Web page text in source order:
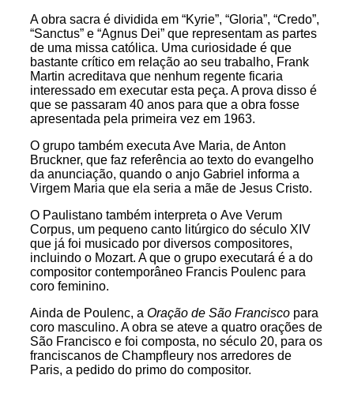
A obra sacra é dividida em “Kyrie”, “Gloria”, “Credo”,
“Sanctus” e “Agnus Dei” que representam as partes
de uma missa católica. Uma curiosidade é que
bastante crítico em relação ao seu trabalho, Frank
Martin acreditava que nenhum regente ficaria
interessado em executar esta peça. A prova disso é
que se passaram 40 anos para que a obra fosse
apresentada pela primeira vez em 1963.
O grupo também executa Ave Maria, de Anton
Bruckner, que faz referência ao texto do evangelho
da anunciação, quando o anjo Gabriel informa a
Virgem Maria que ela seria a mãe de Jesus Cristo.
O Paulistano também interpreta o Ave Verum
Corpus, um pequeno canto litúrgico do século XIV
que já foi musicado por diversos compositores,
incluindo o Mozart. A que o grupo executará é a do
compositor contemporâneo Francis Poulenc para
coro feminino.
Ainda de Poulenc, a Oração de São Francisco para
coro masculino. A obra se ateve a quatro orações de
São Francisco e foi composta, no século 20, para os
franciscanos de Champfleury nos arredores de
Paris, a pedido do primo do compositor.